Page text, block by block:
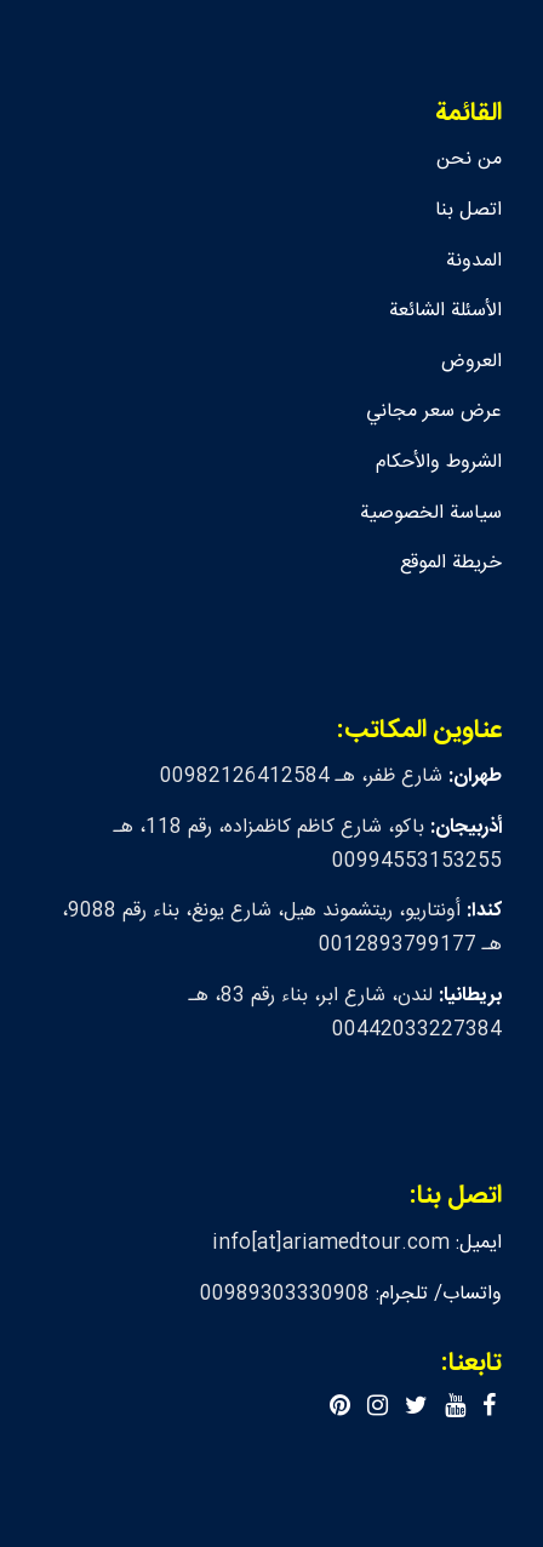
القائمة
من نحن
اتصل بنا
المدونة
الأسئلة الشائعة
العروض
عرض سعر مجاني
الشروط والأحكام
سياسة الخصوصية
خريطة الموقع
عناوين المكاتب:
طهران: شارع ظفر، هـ 00982126412584
أذربيجان:
باكو، شارع كاظم كاظمزاده، رقم 118، هـ
00994553153255
كندا:
أونتاريو، ريتشموند هيل، شارع يونغ، بناء رقم 9088،
هـ 0012893799177
بريطانيا:
لندن، شارع ابر، بناء رقم 83، هـ
00442033227384
اتصل بنا:
ايميل:info[at]ariamedtour.com
واتساب/ تلجرام: 00989303330908
تابعنا: